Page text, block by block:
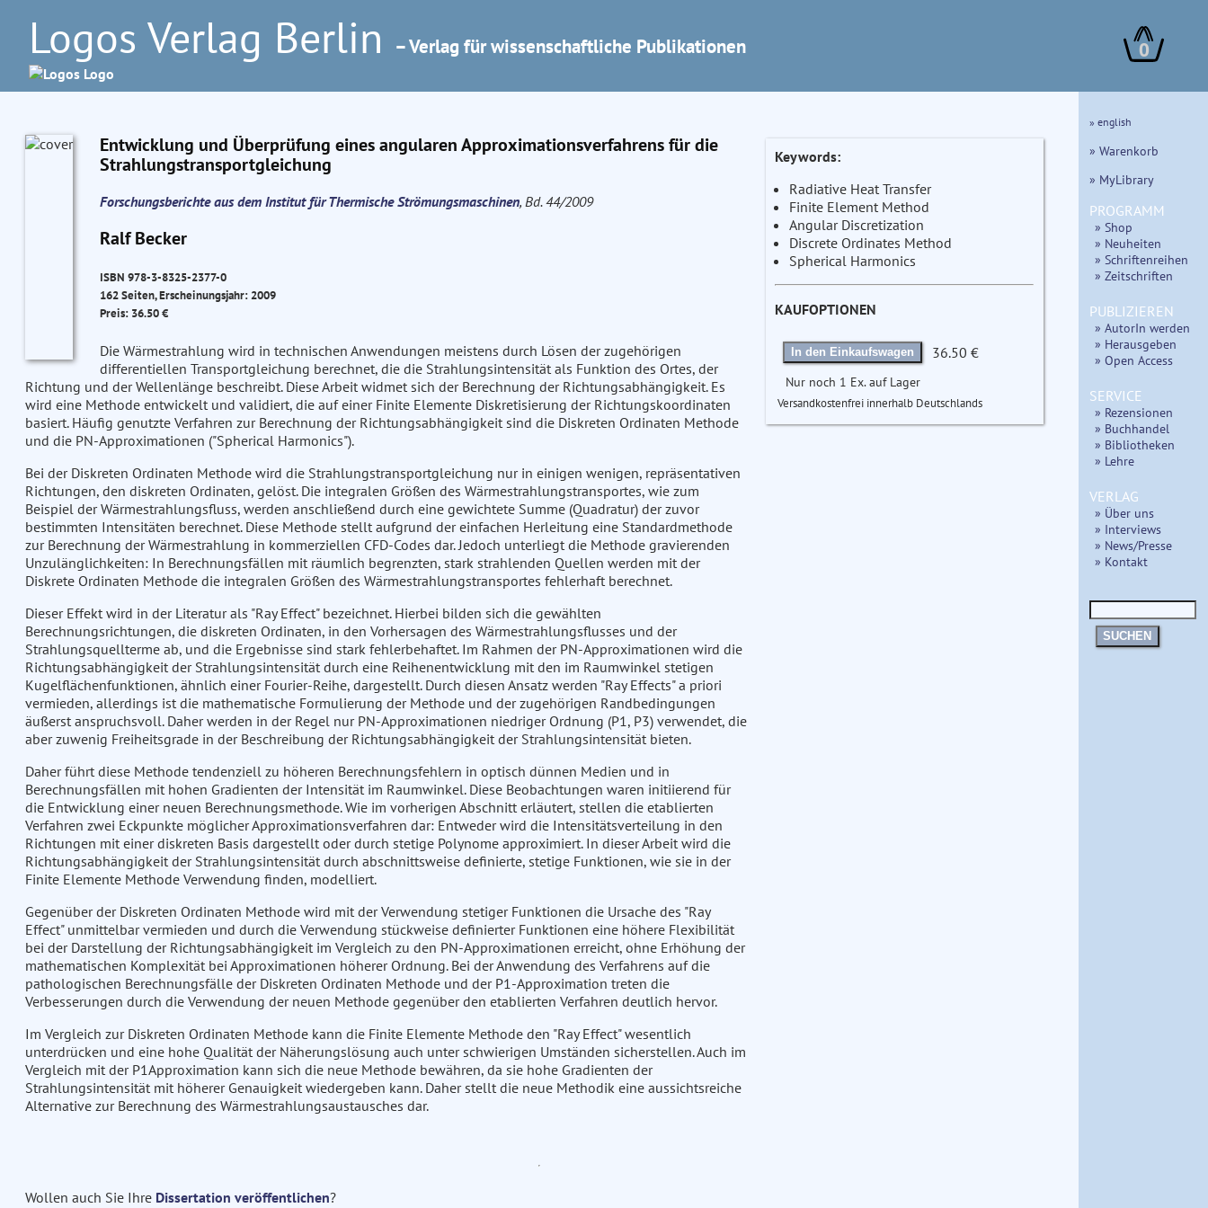
Logos Verlag Berlin – Verlag für wissenschaftliche Publikationen 0
Entwicklung und Überprüfung eines angularen Approximationsverfahrens für die
Strahlungstransportgleichung
Forschungsberichte aus dem Institut für Thermische Strömungsmaschinen, Bd. 44/2009
Ralf Becker
ISBN 978-3-8325-2377-0
162 Seiten, Erscheinungsjahr: 2009
Preis: 36.50 €
Die Wärmestrahlung wird in technischen Anwendungen meistens durch Lösen der zugehörigen
differentiellen Transportgleichung berechnet, die die Strahlungsintensität als Funktion des Ortes, der
Richtung und der Wellenlänge beschreibt. Diese Arbeit widmet sich der Berechnung der Richtungsabhängigkeit. Es
wird eine Methode entwickelt und validiert, die auf einer Finite Elemente Diskretisierung der Richtungskoordinaten
basiert. Häufig genutzte Verfahren zur Berechnung der Richtungsabhängigkeit sind die Diskreten Ordinaten Methode
und die PN-Approximationen ("Spherical Harmonics").
Bei der Diskreten Ordinaten Methode wird die Strahlungstransportgleichung nur in einigen wenigen, repräsentativen
Richtungen, den diskreten Ordinaten, gelöst. Die integralen Größen des Wärmestrahlungstransportes, wie zum
Beispiel der Wärmestrahlungsfluss, werden anschließend durch eine gewichtete Summe (Quadratur) der zuvor
bestimmten Intensitäten berechnet. Diese Methode stellt aufgrund der einfachen Herleitung eine Standardmethode
zur Berechnung der Wärmestrahlung in kommerziellen CFD-Codes dar. Jedoch unterliegt die Methode gravierenden
Unzulänglichkeiten: In Berechnungsfällen mit räumlich begrenzten, stark strahlenden Quellen werden mit der
Diskrete Ordinaten Methode die integralen Größen des Wärmestrahlungstransportes fehlerhaft berechnet.
Dieser Effekt wird in der Literatur als "Ray Effect" bezeichnet. Hierbei bilden sich die gewählten
Berechnungsrichtungen, die diskreten Ordinaten, in den Vorhersagen des Wärmestrahlungsflusses und der
Strahlungsquellterme ab, und die Ergebnisse sind stark fehlerbehaftet. Im Rahmen der PN-Approximationen wird die
Richtungsabhängigkeit der Strahlungsintensität durch eine Reihenentwicklung mit den im Raumwinkel stetigen
Kugelflächenfunktionen, ähnlich einer Fourier-Reihe, dargestellt. Durch diesen Ansatz werden "Ray Effects" a priori
vermieden, allerdings ist die mathematische Formulierung der Methode und der zugehörigen Randbedingungen
äußerst anspruchsvoll. Daher werden in der Regel nur PN-Approximationen niedriger Ordnung (P1, P3) verwendet, die
aber zuwenig Freiheitsgrade in der Beschreibung der Richtungsabhängigkeit der Strahlungsintensität bieten.
Daher führt diese Methode tendenziell zu höheren Berechnungsfehlern in optisch dünnen Medien und in
Berechnungsfällen mit hohen Gradienten der Intensität im Raumwinkel. Diese Beobachtungen waren initiierend für
die Entwicklung einer neuen Berechnungsmethode. Wie im vorherigen Abschnitt erläutert, stellen die etablierten
Verfahren zwei Eckpunkte möglicher Approximationsverfahren dar: Entweder wird die Intensitätsverteilung in den
Richtungen mit einer diskreten Basis dargestellt oder durch stetige Polynome approximiert. In dieser Arbeit wird die
Richtungsabhängigkeit der Strahlungsintensität durch abschnittsweise definierte, stetige Funktionen, wie sie in der
Finite Elemente Methode Verwendung finden, modelliert.
Gegenüber der Diskreten Ordinaten Methode wird mit der Verwendung stetiger Funktionen die Ursache des "Ray
Effect" unmittelbar vermieden und durch die Verwendung stückweise definierter Funktionen eine höhere Flexibilität
bei der Darstellung der Richtungsabhängigkeit im Vergleich zu den PN-Approximationen erreicht, ohne Erhöhung der
mathematischen Komplexität bei Approximationen höherer Ordnung. Bei der Anwendung des Verfahrens auf die
pathologischen Berechnungsfälle der Diskreten Ordinaten Methode und der P1-Approximation treten die
Verbesserungen durch die Verwendung der neuen Methode gegenüber den etablierten Verfahren deutlich hervor.
Im Vergleich zur Diskreten Ordinaten Methode kann die Finite Elemente Methode den "Ray Effect" wesentlich
unterdrücken und eine hohe Qualität der Näherungslösung auch unter schwierigen Umständen sicherstellen. Auch im
Vergleich mit der P1Approximation kann sich die neue Methode bewähren, da sie hohe Gradienten der
Strahlungsintensität mit höherer Genauigkeit wiedergeben kann. Daher stellt die neue Methodik eine aussichtsreiche
Alternative zur Berechnung des Wärmestrahlungsaustausches dar.
Keywords:
Radiative Heat Transfer
Finite Element Method
Angular Discretization
Discrete Ordinates Method
Spherical Harmonics
KAUFOPTIONEN
In den Einkaufswagen 36.50 €
Nur noch 1 Ex. auf Lager
Versandkostenfrei innerhalb Deutschlands
Wollen auch Sie Ihre Dissertation veröffentlichen?
» english
» Warenkorb
» MyLibrary
PROGRAMM
» Shop
» Neuheiten
» Schriftenreihen
» Zeitschriften
PUBLIZIEREN
» AutorIn werden
» Herausgeben
» Open Access
SERVICE
» Rezensionen
» Buchhandel
» Bibliotheken
» Lehre
VERLAG
» Über uns
» Interviews
» News/Presse
» Kontakt
SUCHEN